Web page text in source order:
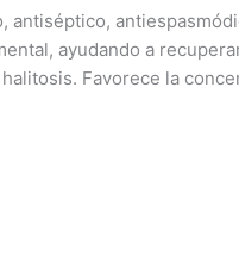
antiséptico,
ayudando a
Favorece la